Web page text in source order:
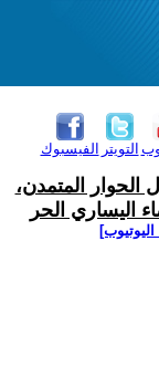
الفيسبوك التويتر
الحوار المتمدن،
اليساري الحر